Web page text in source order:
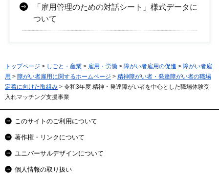
「雇用管理のための対話シート」様式データに
ついて
トップページ > しごと・産業 > 雇用・労働 > 障がい者雇用の促進 > 障がい者雇
用 > 障がい者雇用に関するホームページ > 精神障がい者・発達障がい者の職場
定着に向けた取組み > 令和3年度 精神・発達障がい者を中心とした職場体験受
入れマッチング支援事業
このサイトのご利用について
著作権・リンクについて
ユニバーサルデザインについて
個人情報の取り扱い